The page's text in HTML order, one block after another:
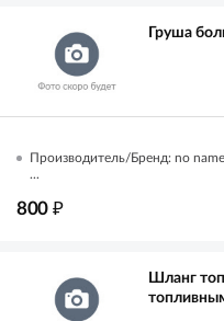
Груша
Производитель/Бренд: no name
...
800 ₽
Шланг